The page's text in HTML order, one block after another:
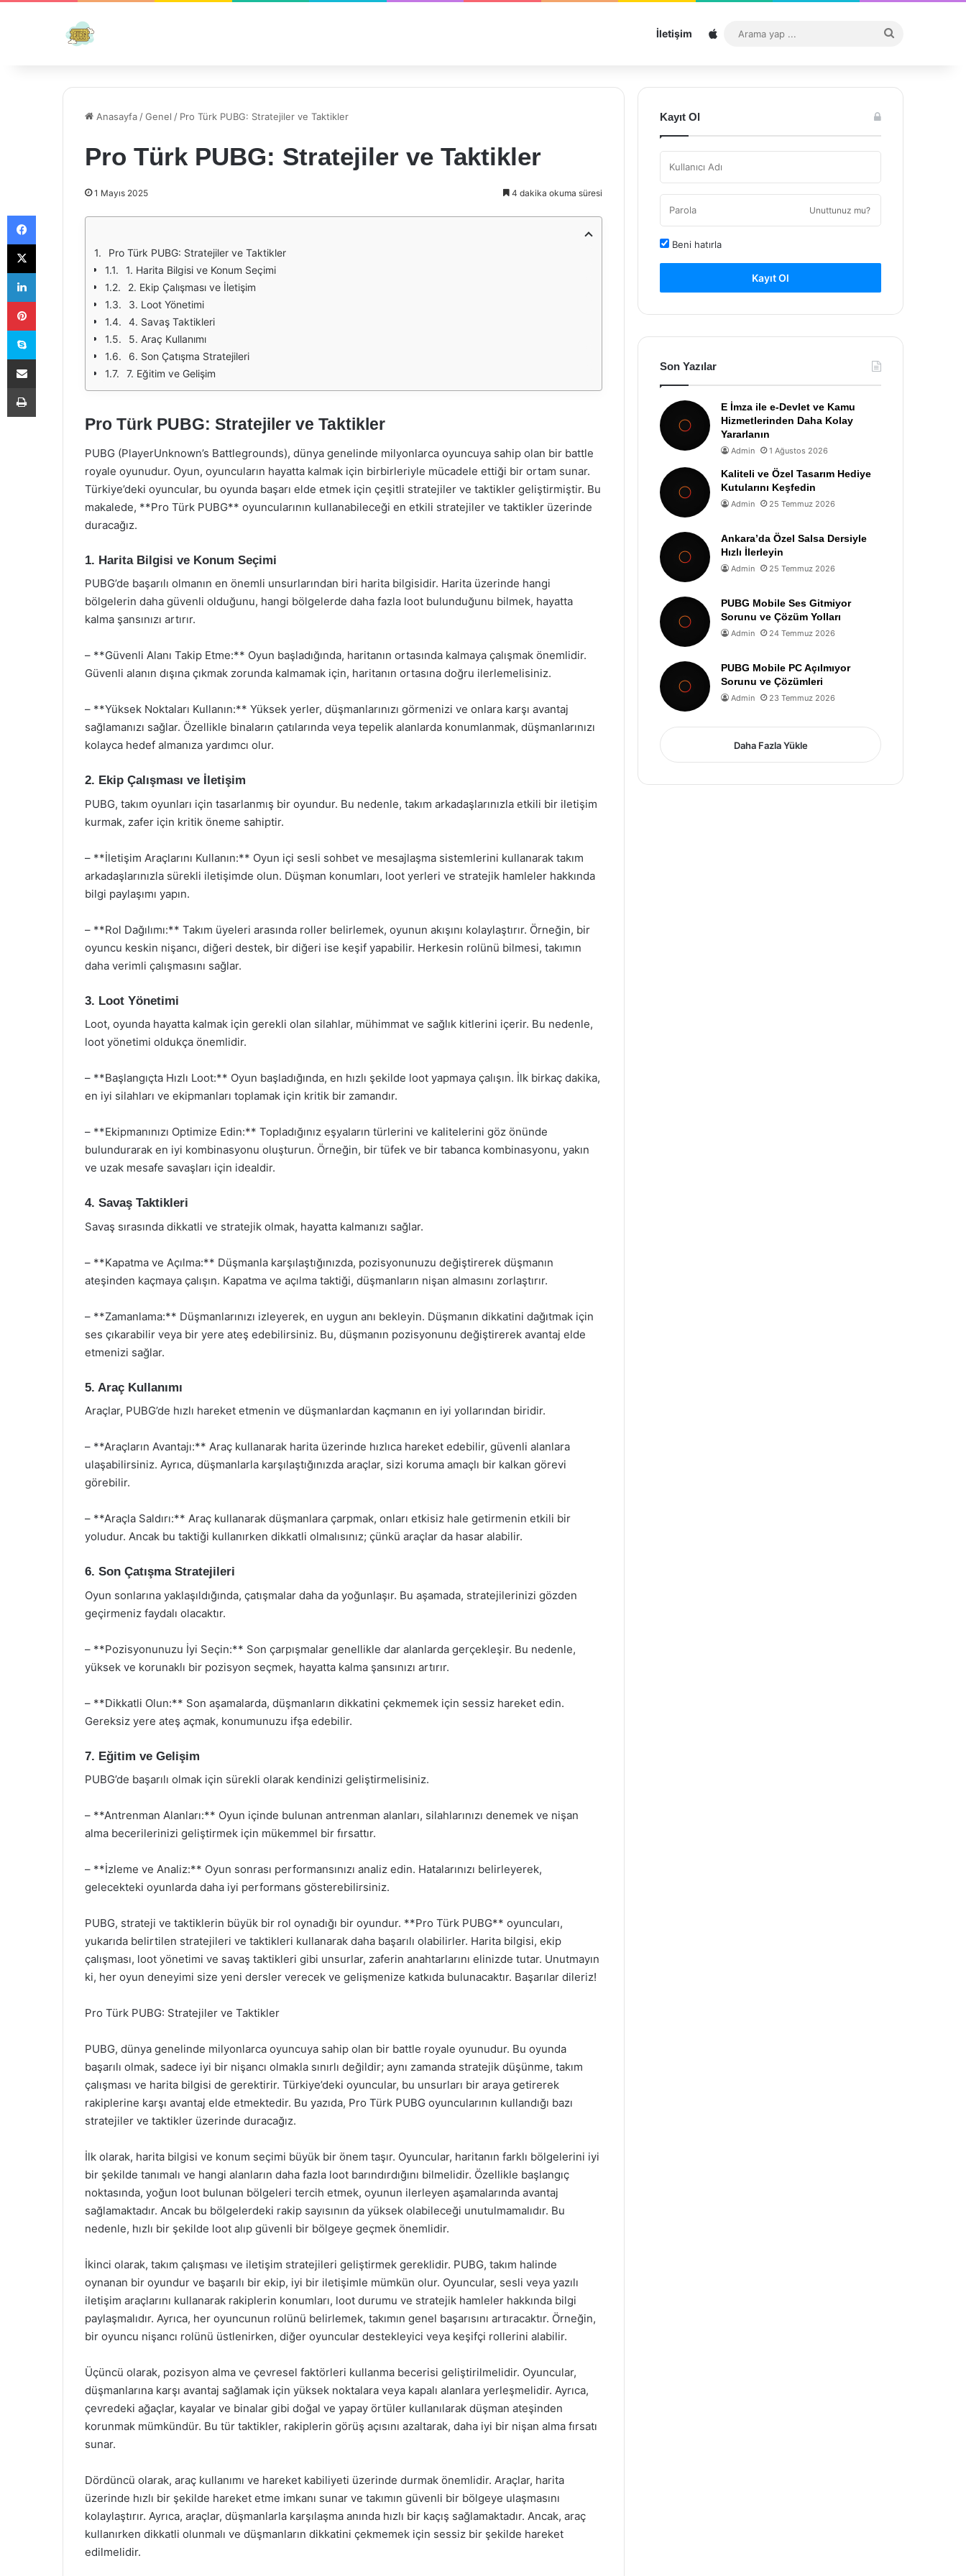
İletişim Sitemap
...
Anasayfa /Genel / Pro Türk PUBG: Stratejiler ve Taktikler
Pro Türk PUBG: Stratejiler ve Taktikler
1 Mayıs 2025 4 dakika okuma süresi
Pro Türk PUBG: Stratejiler ve Taktikler
1. Harita Bilgisi ve Konum Seçimi
2. Ekip Çalışması ve İletişim
3. Loot Yönetimi
4. Savaş Taktikleri
5. Araç Kullanımı
6. Son Çatışma Stratejileri
7. Eğitim ve Gelişim
Pro Türk PUBG: Stratejiler ve Taktikler
PUBG (PlayerUnknown’s Battlegrounds), dünya genelinde milyonlarca oyuncuya sahip olan bir battle
royale oyunudur. Oyun, oyuncuların hayatta kalmak için birbirleriyle mücadele ettiği bir ortam sunar.
Türkiye’deki oyuncular, bu oyunda başarı elde etmek için çeşitli stratejiler ve taktikler geliştirmiştir. Bu
makalede, **Pro Türk PUBG** oyuncularının kullanabileceği en etkili stratejiler ve taktikler üzerinde
duracağız.
1. Harita Bilgisi ve Konum Seçimi
PUBG’de başarılı olmanın en önemli unsurlarından biri harita bilgisidir. Harita üzerinde hangi
bölgelerin daha güvenli olduğunu, hangi bölgelerde daha fazla loot bulunduğunu bilmek, hayatta
kalma şansınızı artırır.
– **Güvenli Alanı Takip Etme:** Oyun başladığında, haritanın ortasında kalmaya çalışmak önemlidir.
Güvenli alanın dışına çıkmak zorunda kalmamak için, haritanın ortasına doğru ilerlemelisiniz.
– **Yüksek Noktaları Kullanın:** Yüksek yerler, düşmanlarınızı görmenizi ve onlara karşı avantaj
sağlamanızı sağlar. Özellikle binaların çatılarında veya tepelik alanlarda konumlanmak, düşmanlarınızı
kolayca hedef almanıza yardımcı olur.
2. Ekip Çalışması ve İletişim
PUBG, takım oyunları için tasarlanmış bir oyundur. Bu nedenle, takım arkadaşlarınızla etkili bir iletişim
kurmak, zafer için kritik öneme sahiptir.
– **İletişim Araçlarını Kullanın:** Oyun içi sesli sohbet ve mesajlaşma sistemlerini kullanarak takım
arkadaşlarınızla sürekli iletişimde olun. Düşman konumları, loot yerleri ve stratejik hamleler hakkında
bilgi paylaşımı yapın.
– **Rol Dağılımı:** Takım üyeleri arasında roller belirlemek, oyunun akışını kolaylaştırır. Örneğin, bir
oyuncu keskin nişancı, diğeri destek, bir diğeri ise keşif yapabilir. Herkesin rolünü bilmesi, takımın
daha verimli çalışmasını sağlar.
3. Loot Yönetimi
Loot, oyunda hayatta kalmak için gerekli olan silahlar, mühimmat ve sağlık kitlerini içerir. Bu nedenle,
loot yönetimi oldukça önemlidir.
– **Başlangıçta Hızlı Loot:** Oyun başladığında, en hızlı şekilde loot yapmaya çalışın. İlk birkaç dakika,
en iyi silahları ve ekipmanları toplamak için kritik bir zamandır.
– **Ekipmanınızı Optimize Edin:** Topladığınız eşyaların türlerini ve kalitelerini göz önünde
bulundurarak en iyi kombinasyonu oluşturun. Örneğin, bir tüfek ve bir tabanca kombinasyonu, yakın
ve uzak mesafe savaşları için idealdir.
4. Savaş Taktikleri
Savaş sırasında dikkatli ve stratejik olmak, hayatta kalmanızı sağlar.
– **Kapatma ve Açılma:** Düşmanla karşılaştığınızda, pozisyonunuzu değiştirerek düşmanın
ateşinden kaçmaya çalışın. Kapatma ve açılma taktiği, düşmanların nişan almasını zorlaştırır.
– **Zamanlama:** Düşmanlarınızı izleyerek, en uygun anı bekleyin. Düşmanın dikkatini dağıtmak için
ses çıkarabilir veya bir yere ateş edebilirsiniz. Bu, düşmanın pozisyonunu değiştirerek avantaj elde
etmenizi sağlar.
5. Araç Kullanımı
Araçlar, PUBG’de hızlı hareket etmenin ve düşmanlardan kaçmanın en iyi yollarından biridir.
– **Araçların Avantajı:** Araç kullanarak harita üzerinde hızlıca hareket edebilir, güvenli alanlara
ulaşabilirsiniz. Ayrıca, düşmanlarla karşılaştığınızda araçlar, sizi koruma amaçlı bir kalkan görevi
görebilir.
– **Araçla Saldırı:** Araç kullanarak düşmanlara çarpmak, onları etkisiz hale getirmenin etkili bir
yoludur. Ancak bu taktiği kullanırken dikkatli olmalısınız; çünkü araçlar da hasar alabilir.
6. Son Çatışma Stratejileri
Oyun sonlarına yaklaşıldığında, çatışmalar daha da yoğunlaşır. Bu aşamada, stratejilerinizi gözden
geçirmeniz faydalı olacaktır.
– **Pozisyonunuzu İyi Seçin:** Son çarpışmalar genellikle dar alanlarda gerçekleşir. Bu nedenle,
yüksek ve korunaklı bir pozisyon seçmek, hayatta kalma şansınızı artırır.
– **Dikkatli Olun:** Son aşamalarda, düşmanların dikkatini çekmemek için sessiz hareket edin.
Gereksiz yere ateş açmak, konumunuzu ifşa edebilir.
7. Eğitim ve Gelişim
PUBG’de başarılı olmak için sürekli olarak kendinizi geliştirmelisiniz.
– **Antrenman Alanları:** Oyun içinde bulunan antrenman alanları, silahlarınızı denemek ve nişan
alma becerilerinizi geliştirmek için mükemmel bir fırsattır.
– **İzleme ve Analiz:** Oyun sonrası performansınızı analiz edin. Hatalarınızı belirleyerek,
gelecekteki oyunlarda daha iyi performans gösterebilirsiniz.
PUBG, strateji ve taktiklerin büyük bir rol oynadığı bir oyundur. **Pro Türk PUBG** oyuncuları,
yukarıda belirtilen stratejileri ve taktikleri kullanarak daha başarılı olabilirler. Harita bilgisi, ekip
çalışması, loot yönetimi ve savaş taktikleri gibi unsurlar, zaferin anahtarlarını elinizde tutar. Unutmayın
ki, her oyun deneyimi size yeni dersler verecek ve gelişmenize katkıda bulunacaktır. Başarılar dileriz!
Pro Türk PUBG: Stratejiler ve Taktikler
PUBG, dünya genelinde milyonlarca oyuncuya sahip olan bir battle royale oyunudur. Bu oyunda
başarılı olmak, sadece iyi bir nişancı olmakla sınırlı değildir; aynı zamanda stratejik düşünme, takım
çalışması ve harita bilgisi de gerektirir. Türkiye’deki oyuncular, bu unsurları bir araya getirerek
rakiplerine karşı avantaj elde etmektedir. Bu yazıda, Pro Türk PUBG oyuncularının kullandığı bazı
stratejiler ve taktikler üzerinde duracağız.
İlk olarak, harita bilgisi ve konum seçimi büyük bir önem taşır. Oyuncular, haritanın farklı bölgelerini iyi
bir şekilde tanımalı ve hangi alanların daha fazla loot barındırdığını bilmelidir. Özellikle başlangıç
noktasında, yoğun loot bulunan bölgeleri tercih etmek, oyunun ilerleyen aşamalarında avantaj
sağlamaktadır. Ancak bu bölgelerdeki rakip sayısının da yüksek olabileceği unutulmamalıdır. Bu
nedenle, hızlı bir şekilde loot alıp güvenli bir bölgeye geçmek önemlidir.
İkinci olarak, takım çalışması ve iletişim stratejileri geliştirmek gereklidir. PUBG, takım halinde
oynanan bir oyundur ve başarılı bir ekip, iyi bir iletişimle mümkün olur. Oyuncular, sesli veya yazılı
iletişim araçlarını kullanarak rakiplerin konumları, loot durumu ve stratejik hamleler hakkında bilgi
paylaşmalıdır. Ayrıca, her oyuncunun rolünü belirlemek, takımın genel başarısını artıracaktır. Örneğin,
bir oyuncu nişancı rolünü üstlenirken, diğer oyuncular destekleyici veya keşifçi rollerini alabilir.
Üçüncü olarak, pozisyon alma ve çevresel faktörleri kullanma becerisi geliştirilmelidir. Oyuncular,
düşmanlarına karşı avantaj sağlamak için yüksek noktalara veya kapalı alanlara yerleşmelidir. Ayrıca,
çevredeki ağaçlar, kayalar ve binalar gibi doğal ve yapay örtüler kullanılarak düşman ateşinden
korunmak mümkündür. Bu tür taktikler, rakiplerin görüş açısını azaltarak, daha iyi bir nişan alma fırsatı
sunar.
Dördüncü olarak, araç kullanımı ve hareket kabiliyeti üzerinde durmak önemlidir. Araçlar, harita
üzerinde hızlı bir şekilde hareket etme imkanı sunar ve takımın güvenli bir bölgeye ulaşmasını
kolaylaştırır. Ayrıca, araçlar, düşmanlarla karşılaşma anında hızlı bir kaçış sağlamaktadır. Ancak, araç
kullanırken dikkatli olunmalı ve düşmanların dikkatini çekmemek için sessiz bir şekilde hareket
edilmelidir.
Kayıt Ol
Unuttunuz mu?
Beni hatırla
Kayıt Ol
Son Yazılar
E İmza ile e-Devlet ve Kamu
Hizmetlerinden Daha Kolay
Yararlanın
Admin 1 Ağustos 2026
Kaliteli ve Özel Tasarım Hediye
Kutularını Keşfedin
Admin 25 Temmuz 2026
Ankara’da Özel Salsa Dersiyle
Hızlı İlerleyin
Admin 25 Temmuz 2026
PUBG Mobile Ses Gitmiyor
Sorunu ve Çözüm Yolları
Admin 24 Temmuz 2026
PUBG Mobile PC Açılmıyor
Sorunu ve Çözümleri
Admin 23 Temmuz 2026
Daha Fazla Yükle
Facebook
X
LinkedIn
Pinterest
Skype
E-Posta ile paylaş